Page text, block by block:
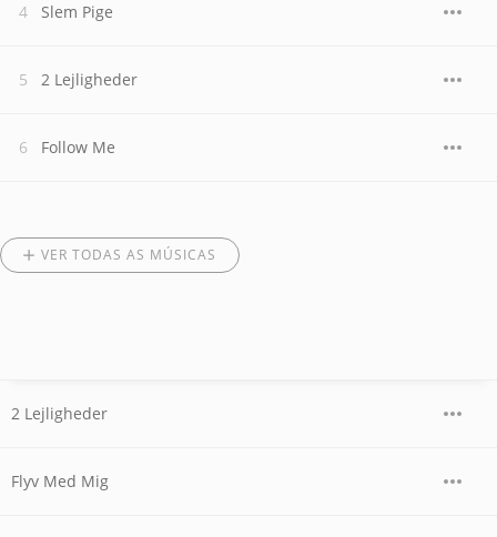
Slem Pige
2 Lejligheder
Follow Me
VER TODAS AS MÚSICAS
2 Lejligheder
Flyv Med Mig